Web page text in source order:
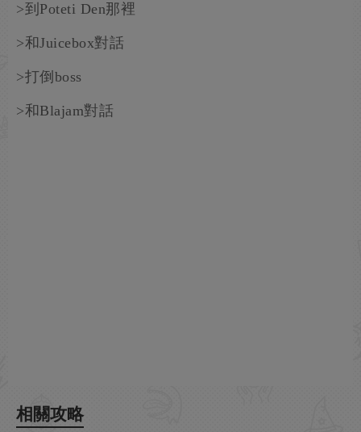
>到Poteti Den那裡
>和Juicebox對話
>打倒boss
>和Blajam對話
相關攻略